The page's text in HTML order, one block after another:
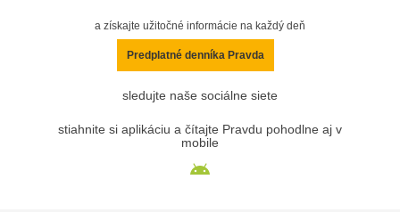
a získajte užitočné informácie na každý deň
Predplatné denníka Pravda
sledujte naše sociálne siete
stiahnite si aplikáciu a čítajte Pravdu pohodlne aj v
mobile